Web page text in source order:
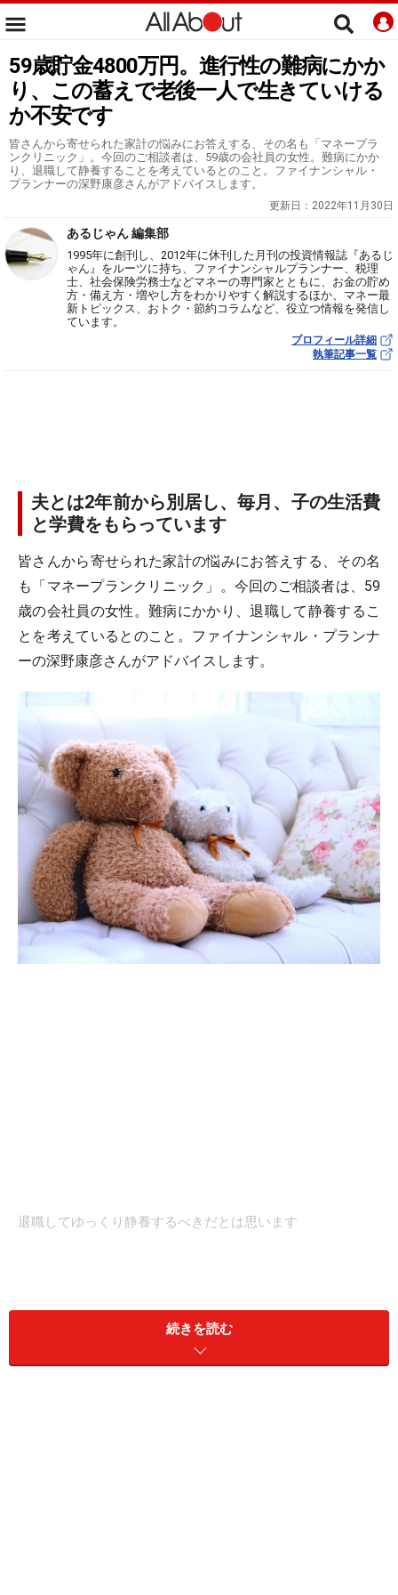
59歳貯金4800万円。進行性の難病にかか
り、この蓄えで老後一人で生きていける
か不安です
皆さんから寄せられた家計の悩みにお答えする、その名も「マネープラ
ンクリニック」。今回のご相談者は、59歳の会社員の女性。難病にかか
り、退職して静養することを考えているとのこと。ファイナンシャル・
プランナーの深野康彦さんがアドバイスします。
更新日： 2022年11月30日
あるじゃん 編集部
1995年に創刊し、2012年に休刊した月刊の投資情報誌『あるじ
ゃん』をルーツに持ち、ファイナンシャルプランナー、税理
士、社会保険労務士などマネーの専門家とともに、お金の貯め
方・備え方・増やし方をわかりやすく解説するほか、マネー最
新トピックス、おトク・節約コラムなど、役立つ情報を発信し
ています。
プロフィール詳細
執筆記事一覧
夫とは2年前から別居し、毎月、子の生活費
と学費をもらっています
皆さんから寄せられた家計の悩みにお答えする、その名
も「マネープランクリニック」。今回のご相談者は、59
歳の会社員の女性。難病にかかり、退職して静養するこ
とを考えているとのこと。ファイナンシャル・プランナ
ーの深野康彦さんがアドバイスします。
退職してゆっくり静養するべきだとは思います
ぬいぐるみ好きさん
続きを読む